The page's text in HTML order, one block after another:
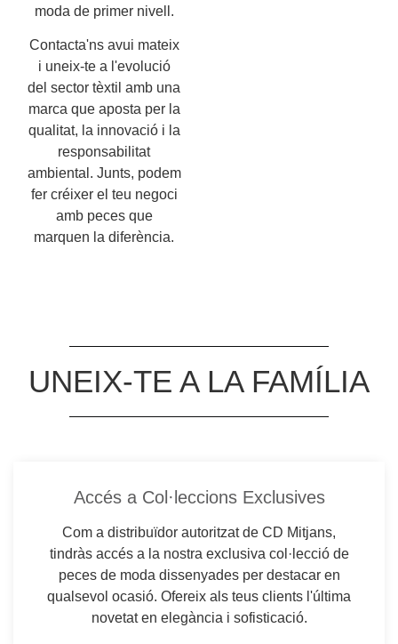
moda de primer nivell.
Contacta'ns avui mateix
i uneix-te a l'evolució
del sector tèxtil amb una
marca que aposta per la
qualitat, la innovació i la
responsabilitat
ambiental. Junts, podem
fer créixer el teu negoci
amb peces que
marquen la diferència.
UNEIX-TE A LA FAMÍLIA
Accés a Col·leccions Exclusives
Com a distribuïdor autoritzat de CD Mitjans,
tindràs accés a la nostra exclusiva col·lecció de
peces de moda dissenyades per destacar en
qualsevol ocasió. Ofereix als teus clients l'última
novetat en elegància i sofisticació.